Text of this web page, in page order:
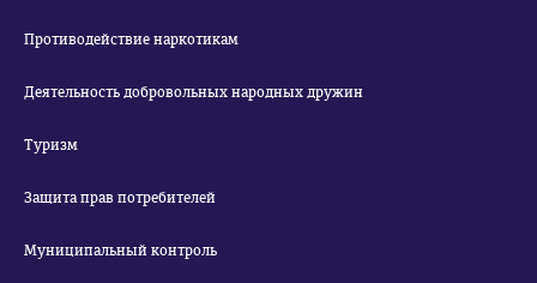
Противодействие наркотикам
Деятельность добровольных народных дружин
Туризм
Защита прав потребителей
Муниципальный контроль